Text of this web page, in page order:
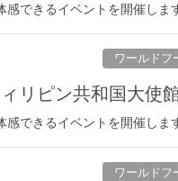
できるイベントを開催しま
ワールドフ
リピン共和国大使
できるイベントを開催しま
ワールドフ